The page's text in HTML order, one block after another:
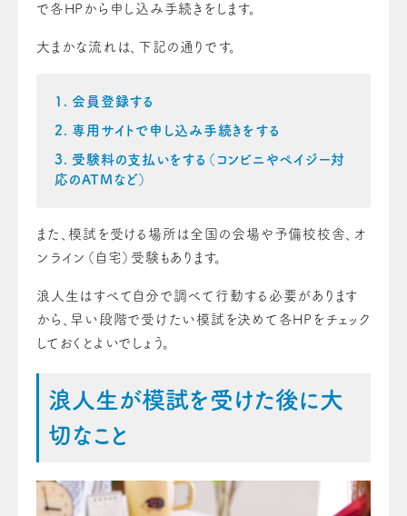
で各HPから申し込み手続きをします。
大まかな流れは、下記の通りです。
会員登録する
専用サイトで申し込み手続きをする
受験料の支払いをする（コンビニやペイジー対
応のATMなど）
また、模試を受ける場所は全国の会場や予備校校舎、オ
ンライン（自宅）受験もあります。
浪人生はすべて自分で調べて行動する必要があります
から、早い段階で受けたい模試を決めて各HPをチェック
しておくとよいでしょう。
浪人生が模試を受けた後に大
切なこと